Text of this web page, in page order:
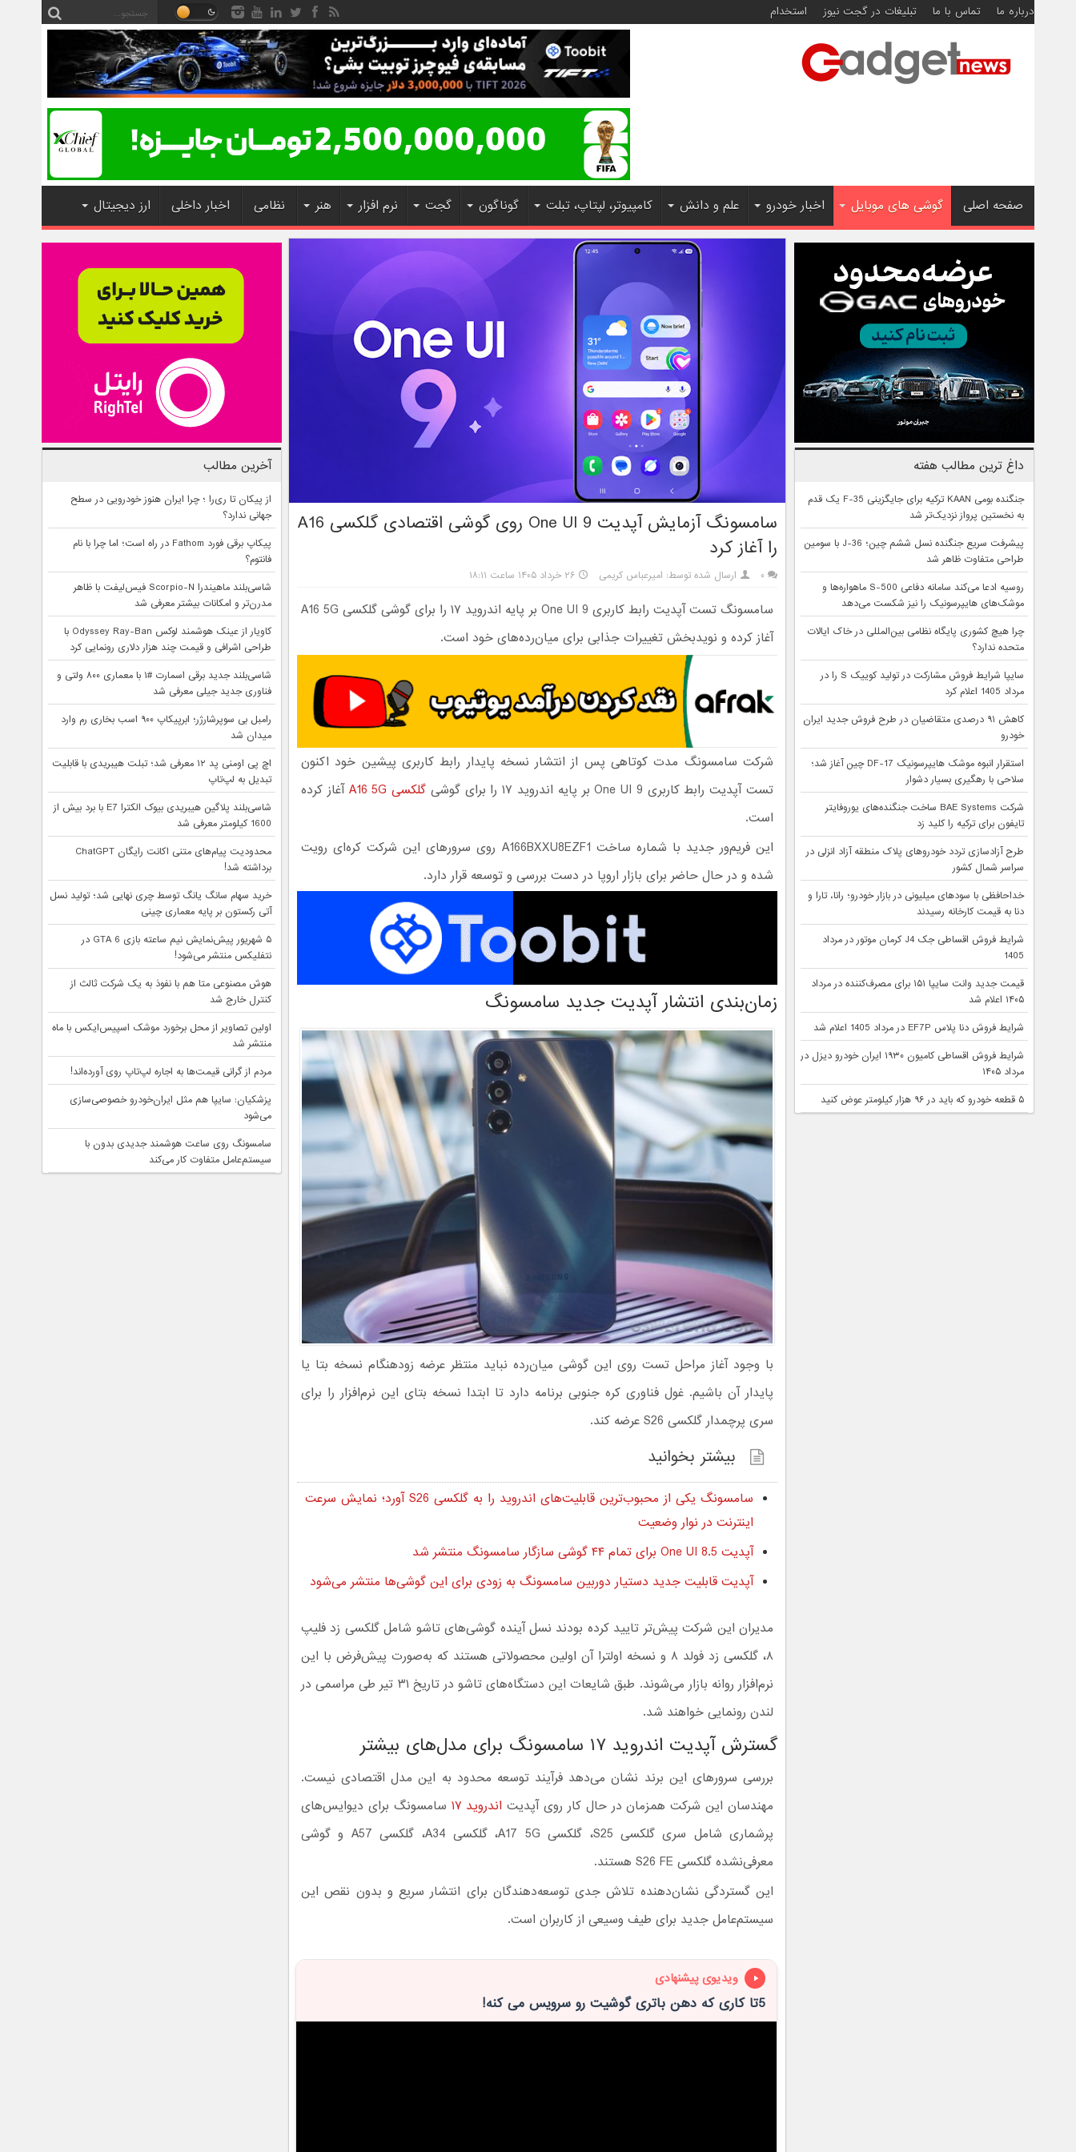
درباره ما تماس با ما تبلیغات در گجت نیوز استخدام
صفحه اصلی گوشی های موبایل اخبار خودرو علم و دانش کامپیوتر، لپتاپ، تبلت گوناگون گجت نرم افزار هنر نظامی اخبار داخلی ارز دیجیتال
سامسونگ آزمایش آپدیت One UI 9 روی گوشی اقتصادی گلکسی A16
را آغاز کرد
۰ ارسال شده توسط: امیرعباس کریمی ۲۶ خرداد ۱۴۰۵ ساعت ۱۸:۱۱
سامسونگ تست آپدیت رابط کاربری One UI 9 بر پایه اندروید ۱۷ را برای گوشی گلکسی A16 5G
آغاز کرده و نویدبخش تغییرات جذابی برای میان‌رده‌های خود است.
شرکت سامسونگ مدت کوتاهی پس از انتشار نسخه پایدار رابط کاربری پیشین خود اکنون
تست آپدیت رابط کاربری One UI 9 بر پایه اندروید ۱۷ را برای گوشی
گلکسی A16 5G
آغاز کرده
است.
این فریم‌ور جدید با شماره ساخت A166BXXU8EZF1 روی سرورهای این شرکت کره‌ای رویت
شده و در حال حاضر برای بازار اروپا در دست بررسی و توسعه قرار دارد.
زمان‌بندی انتشار آپدیت جدید سامسونگ
با وجود آغاز مراحل تست روی این گوشی میان‌رده نباید منتظر عرضه زودهنگام نسخه بتا یا
پایدار آن باشیم. غول فناوری کره جنوبی برنامه دارد تا ابتدا نسخه بتای این نرم‌افزار را برای
سری پرچمدار گلکسی S26 عرضه کند.
بیشتر بخوانید
سامسونگ یکی از محبوب‌ترین قابلیت‌های اندروید را به گلکسی S26 آورد؛ نمایش سرعت
اینترنت در نوار وضعیت
آپدیت One UI 8.5 برای تمام ۴۴ گوشی سازگار سامسونگ منتشر شد
آپدیت قابلیت جدید دستیار دوربین سامسونگ به زودی برای این گوشی‌ها منتشر می‌شود
مدیران این شرکت پیش‌تر تایید کرده بودند نسل آینده گوشی‌های تاشو شامل گلکسی زد فلیپ
۸، گلکسی زد فولد ۸ و نسخه اولترا آن اولین محصولاتی هستند که به‌صورت پیش‌فرض با این
نرم‌افزار روانه بازار می‌شوند. طبق شایعات این دستگاه‌های تاشو در تاریخ ۳۱ تیر طی مراسمی در
لندن رونمایی خواهند شد.
گسترش آپدیت اندروید ۱۷ سامسونگ برای مدل‌های بیشتر
بررسی سرورهای این برند نشان می‌دهد فرآیند توسعه محدود به این مدل اقتصادی نیست.
مهندسان این شرکت همزمان در حال کار روی آپدیت اندروید ۱۷
سامسونگ برای دیوایس‌های
پرشماری شامل سری گلکسی S25، گلکسی A17 5G، گلکسی A34، گلکسی A57 و گوشی
معرفی‌نشده گلکسی S26 FE هستند.
این گستردگی نشان‌دهنده تلاش جدی توسعه‌دهندگان برای انتشار سریع و بدون نقص این
سیستم‌عامل جدید برای طیف وسیعی از کاربران است.
ویدیوی پیشنهادی
5تا کاری که دهن باتری گوشیت رو سرویس می کنه!
داغ ترین مطالب هفته
جنگنده بومی KAAN ترکیه برای جایگزینی F-35 یک قدم
به نخستین پرواز نزدیک‌تر شد
پیشرفت سریع جنگنده نسل ششم چین؛ J-36 با سومین
طراحی متفاوت ظاهر شد
روسیه ادعا می‌کند سامانه دفاعی S-500 ماهواره‌ها و
موشک‌های هایپرسونیک را نیز شکست می‌دهد
چرا هیچ کشوری پایگاه نظامی بین‌المللی در خاک ایالات
متحده ندارد؟
سایپا شرایط فروش مشارکت در تولید کوییک S را در
مرداد 1405 اعلام کرد
کاهش ۹۱ درصدی متقاضیان در طرح فروش جدید ایران
خودرو
استقرار انبوه موشک هایپرسونیک DF-17 چین آغاز شد؛
سلاحی با رهگیری بسیار دشوار
شرکت BAE Systems ساخت جنگنده‌های یوروفایتر
تایفون برای ترکیه را کلید زد
طرح آزادسازی تردد خودروهای پلاک منطقه آزاد انزلی در
سراسر شمال کشور
خداحافظی با سودهای میلیونی در بازار خودرو؛ رانا، تارا و
دنا به قیمت کارخانه رسیدند
شرایط فروش اقساطی جک J4 کرمان موتور در مرداد
1405
قیمت جدید وانت سایپا ۱۵۱ برای مصرف‌کننده در مرداد
۱۴۰۵ اعلام شد
شرایط فروش دنا پلاس EF7P در مرداد 1405 اعلام شد
شرایط فروش اقساطی کامیون ۱۹۳۰ ایران خودرو دیزل در
مرداد ۱۴۰۵
۵ قطعه خودرو که باید در ۹۶ هزار کیلومتر عوض کنید
آخرین مطالب
از پیکان تا ری‌را ؛ چرا ایران هنوز خودرویی در سطح
جهانی ندارد؟
پیکاپ برقی فورد Fathom در راه است؛ اما چرا با نام
فانتوم؟
شاسی‌بلند ماهیندرا Scorpio-N فیس‌لیفت با ظاهر
مدرن‌تر و امکانات بیشتر معرفی شد
کاویار از عینک هوشمند لوکس Odyssey Ray-Ban با
طراحی اشرافی و قیمت چند هزار دلاری رونمایی کرد
شاسی‌بلند جدید برقی اسمارت #۱ با معماری ۸۰۰ ولتی و
فناوری جدید جیلی معرفی شد
رامبل بی سوپرشارژر؛ ابرپیکاپ ۹۰۰ اسب بخاری رم وارد
میدان شد
اچ پی اومنی پد ۱۲ معرفی شد؛ تبلت هیبریدی با قابلیت
تبدیل به لپ‌تاپ
شاسی‌بلند پلاگین هیبریدی بیوک الکترا E7 با برد بیش از
1600 کیلومتر معرفی شد
محدودیت پیام‌های متنی اکانت رایگان ChatGPT
برداشته شد!
خرید سهام سانگ‌ یانگ توسط چری نهایی شد؛ تولید نسل
آتی رکستون بر پایه معماری چینی
۵ شهریور پیش‌نمایش نیم ساعته بازی GTA 6 در
نتفلیکس منتشر می‌شود!
هوش مصنوعی متا هم با نفوذ به یک شرکت ثالث از
کنترل خارج شد
اولین تصاویر از محل برخورد موشک اسپیس‌ایکس با ماه
منتشر شد
مردم از گرانی قیمت‌ها به اجاره لپ‌تاپ روی آورده‌اند!
پزشکیان: سایپا هم مثل ایران‌خودرو خصوصی‌سازی
می‌شود
سامسونگ روی ساعت هوشمند جدیدی بدون با
سیستم‌عامل متفاوت کار می‌کند